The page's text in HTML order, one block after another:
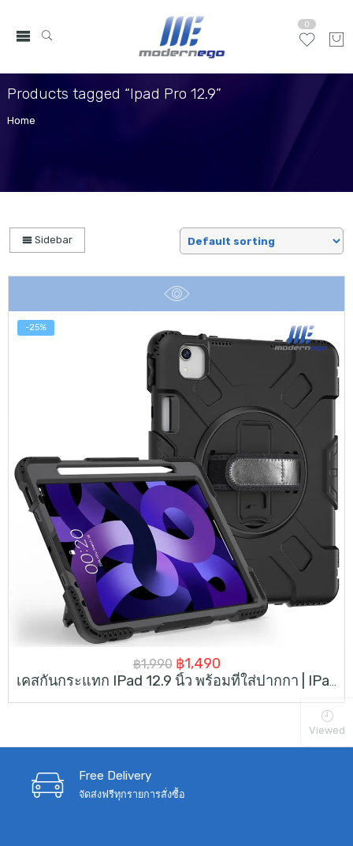
0
Products tagged “Ipad Pro 12.9”
Home
Sidebar
-25%
฿1,990 Original
price
฿1,490Current
price
เคสกันกระแทก IPad 12.9 นิ้ว พร้อมที่ใส่ปากกา | IPad 12.9 Ince Case Military Grade Rugged With Hand Strap & Kick-Stand
Free Delivery
จัดส่งฟรีทุกรายการสั่งซื้อ
Viewed